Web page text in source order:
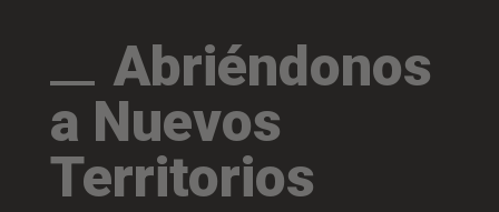
Abriéndonos
a Nuevos
Territorios